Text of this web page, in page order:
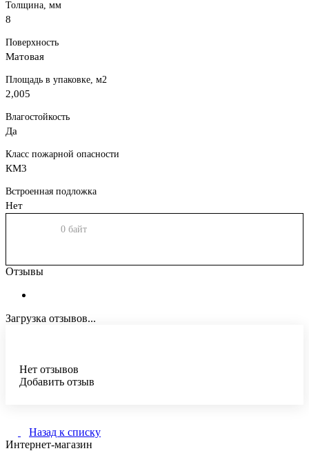
Толщина, мм
8
Поверхность
Матовая
Площадь в упаковке, м2
2,005
Влагостойкость
Да
Класс пожарной опасности
КМ3
Встроенная подложка
Нет
0 байт
Отзывы
Загрузка отзывов...
Нет отзывов
Добавить отзыв
Назад к списку
Интернет-магазин